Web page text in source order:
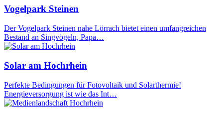
Vogelpark Steinen
Der Vogelpark Steinen nahe Lörrach bietet einen umfangreichen
Bestand an Singvögeln, Papa…
Solar am Hochrhein
Perfekte Bedingungen für Fotovoltaik und Solarthermie!
Energieversorgung ist wie das Int…